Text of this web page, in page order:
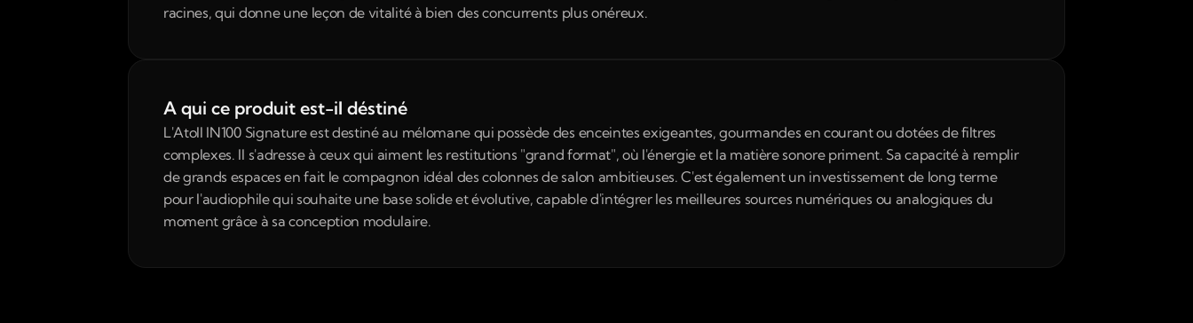
racines, qui donne une leçon de vitalité à bien des concurrents plus onéreux.
A qui ce produit est-il déstiné
L'Atoll IN100 Signature est destiné au mélomane qui possède des enceintes exigeantes, gourmandes en courant ou dotées de filtres
complexes. Il s'adresse à ceux qui aiment les restitutions "grand format", où l'énergie et la matière sonore priment. Sa capacité à remplir
de grands espaces en fait le compagnon idéal des colonnes de salon ambitieuses. C'est également un investissement de long terme
pour l'audiophile qui souhaite une base solide et évolutive, capable d'intégrer les meilleures sources numériques ou analogiques du
moment grâce à sa conception modulaire.